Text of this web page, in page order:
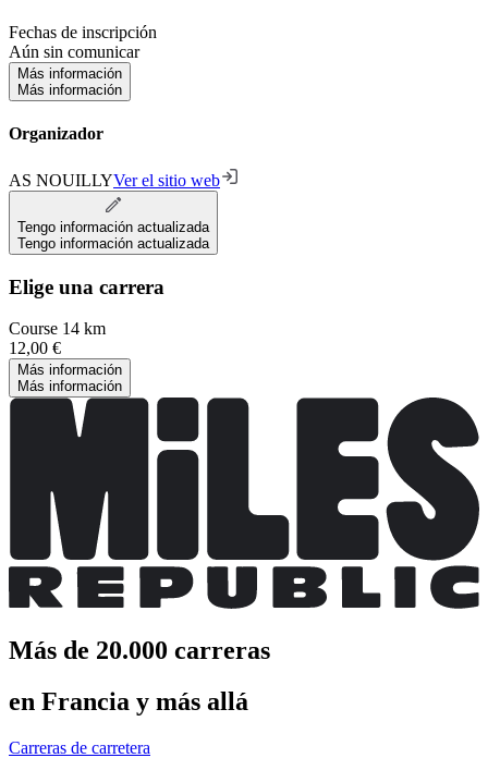
Fechas de inscripción
Aún sin comunicar
Más información
Más información
Organizador
AS NOUILLYVer el sitio web
Tengo información actualizada
Tengo información actualizada
Elige una carrera
Course 14 km
12,00 €
Más información
Más información
Más de 20.000 carreras
en Francia y más allá
Carreras de carretera